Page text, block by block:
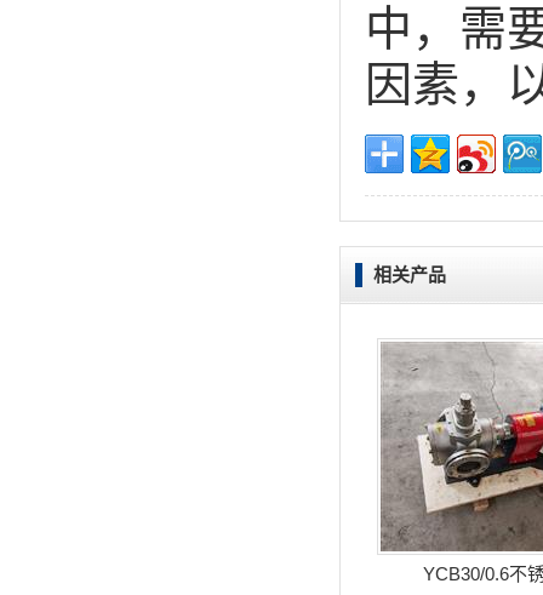
中，需
因素，
相关产品
YCB30/0.6不